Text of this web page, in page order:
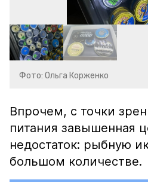
Фото: Ольга Корженко
Впрочем, с точки
питания завышенная
недостаток: рыбную
большом количестве.